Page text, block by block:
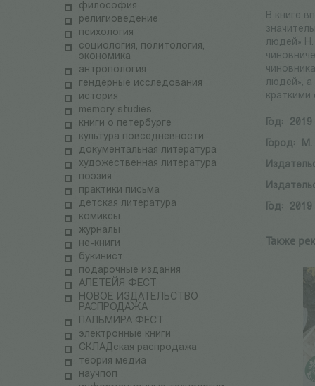
философия
религиоведение
психология
социология, политология,
экономика
антропология
гендерные исследования
история
memory studies
книги о петербурге
культура повседневности
документальная литература
художественная литература
поэзия
практики письма
детская литература
комиксы
журналы
не-книги
букинист
подарочные издания
АЛЕТЕЙЯ ФЕСТ
НОВОЕ ИЗДАТЕЛЬСТВО
РАСПРОДАЖА
ПАЛЬМИРА ФЕСТ
электронные книги
СКЛАДская распродажа
теория медиа
научпоп
В книге
людей» Н.
людей», а
краткими
Год:
2019
Город:
М.
Год:
2019
Также